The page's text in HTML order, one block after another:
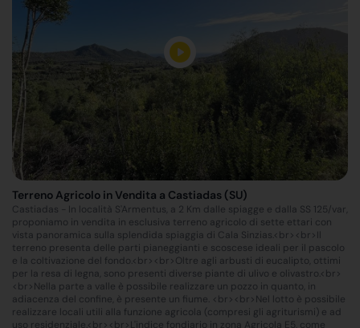
Terreno Agricolo in Vendita a Castiadas (SU)
Castiadas - In località S'Armentus, a 2 Km dalle spiagge e dalla SS 125/var,
proponiamo in vendita in esclusiva terreno agricolo di sette ettari con
vista panoramica sulla splendida spiaggia di Cala Sinzias.<br><br>Il
terreno presenta delle parti pianeggianti e scoscese ideali per il pascolo
e la coltivazione del fondo.<br><br>Oltre agli arbusti di eucalipto, ottimi
per la resa di legna, sono presenti diverse piante di ulivo e olivastro.<br>
<br>Nella parte a valle è possibile realizzare un pozzo in quanto, in
adiacenza del confine, è presente un fiume. <br><br>Nel lotto è possibile
realizzare locali utili alla funzione agricola (compresi gli agriturismi) e ad
uso residenziale.<br><br>L'indice fondiario in zona Agricola E5, come